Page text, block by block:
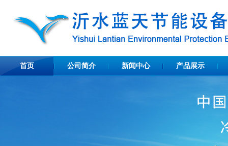
首页 公司简介 新闻中心 产品展示